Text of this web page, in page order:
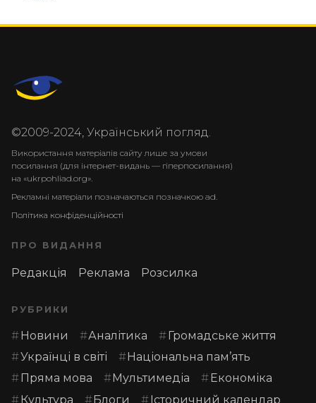
©2009-2024, Український погляд.
Використання матеріалів сайту лише за умови
посилання (для інтернет-видань — гіперпосилання)
на «ukrpohliad.org».
Рекламні матеріали позначаються позначкою ad.
Політика конфіденційності
ПРО ВИДАННЯ
Редакція Реклама Розсилка
РУБРИКИ
Новини Аналітика
Громадське життя
Українці в світі
Національна пам’ять
Пряма мова
Мультимедіа
Економіка
Культура
Блоги Історичний календар